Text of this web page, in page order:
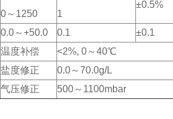
0～1250
1
±0.5%
0.0～+50.0 0.1
±0.1
温度补偿
<2%, 0～40℃
盐度修正
0.0～70.0g/L
气压修正
500～1100mbar